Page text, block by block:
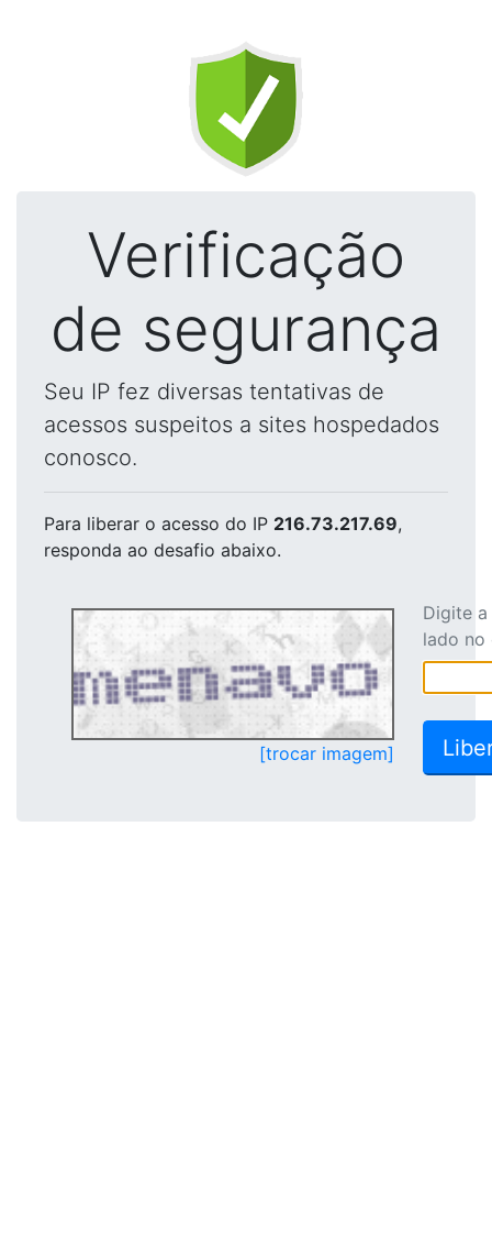
Verificação
de segurança
Seu IP fez diversas tentativas de
acessos suspeitos a sites hospedados
conosco.
Para liberar o acesso do IP 216.73.217.69,
responda ao desafio abaixo.
[trocar imagem]
Digite
lado no